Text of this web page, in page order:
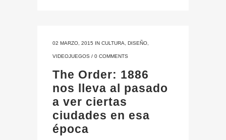
02 MARZO, 2015 IN CULTURA DISEÑO
VIDEOJUEGOS / 0 COMMENTS
The Order: 1886
nos lleva al pasado
a ver ciertas
ciudades en esa
época